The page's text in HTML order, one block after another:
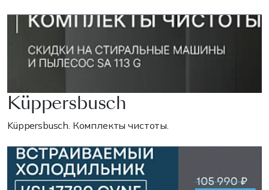
Küppersbusch
Küppersbusch. Комплекты чистоты.